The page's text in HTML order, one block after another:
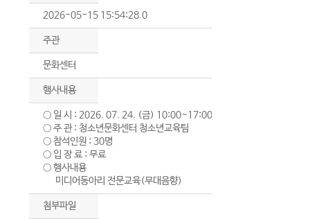
2026-05-15 15:54:28.0
주관
문화센터
행사내용
○ 일 시 : 2026. 07. 24. (금) 10:00~17:00
○ 주 관 : 청소년문화센터 청소년교육팀
○ 참석인원 : 30명
○ 입 장 료 : 무료
○ 행사내용
미디어동아리 전문교육(무대음향)
첨부파일